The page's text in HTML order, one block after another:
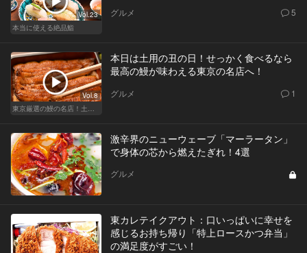
Vol.23
本当に使える絶品鮨
グルメ 5
Vol.8
東京厳選の鰻の名店！土用の丑の日じゃなくても行きたい
本日は土用の丑の日！せっかく食べるなら
最高の鰻が味わえる東京の名店へ！
グルメ 1
激辛界のニューウェーブ「マーラータン」
で身体の芯から燃えたぎれ！4選
グルメ
東カレテイクアウト：口いっぱいに幸せを
感じるお持ち帰り「特上ロースかつ弁当」
の満足度がすごい！